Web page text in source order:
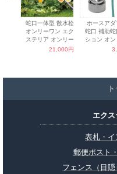
エク
表札・イ
郵便ポスト
フェンス（目隠